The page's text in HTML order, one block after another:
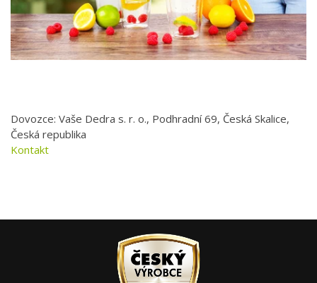
Dovozce: Vaše Dedra s. r. o., Podhradní 69, Česká Skalice,
Česká republika
Kontakt